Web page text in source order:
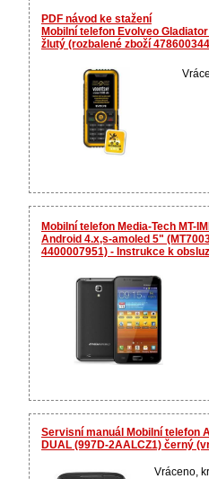
PDF návod ke stažení
Mobilní telefon Evolveo
žlutý (rozbalené zboží
Mobilní telefon Media-Tech MT-
Android 4.x,s-amoled 5"
4400007951) - Instrukce k
Servisní manuál Mobilní telefon
DUAL (997D-2AALCZ1) černý
Vráceno,